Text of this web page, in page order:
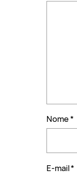
Nome*
E-mail*